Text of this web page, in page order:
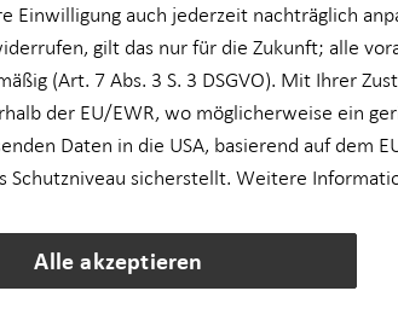
Impressum
Datenschutz
Cookie-Einstellungen
Einwilligung auch jederzeit nachträglich
gilt das nur für die Zukunft; alle
(Art. 7 Abs. 3 S. 3 DSGVO). Mit Ihrer
der EU/EWR, wo möglicherweise ein
Daten in die USA, basierend auf dem
Schutzniveau sicherstellt. Weitere
Alle akzeptieren